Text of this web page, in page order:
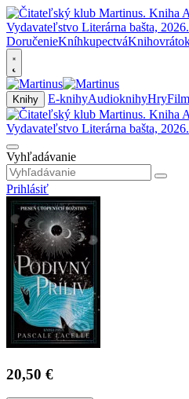
DoručenieKníhkupectvá
Knihy E-knihyAudioknihyHry
Vyhľadávanie
Prihlásiť
20,50 €